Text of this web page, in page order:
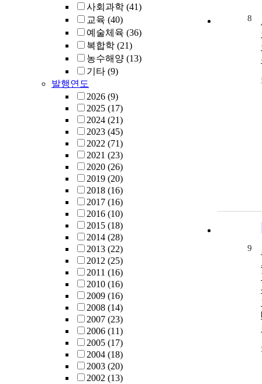
사회과학 (41)
교육 (40)
예술체육 (36)
복합학 (21)
농수해양 (13)
기타 (9)
발행연도
2026 (9)
2025 (17)
2024 (21)
2023 (45)
2022 (71)
2021 (23)
2020 (26)
2019 (20)
2018 (16)
2017 (16)
2016 (10)
2015 (18)
2014 (28)
2013 (22)
2012 (25)
2011 (16)
2010 (16)
2009 (16)
2008 (14)
2007 (23)
2006 (11)
2005 (17)
2004 (18)
2003 (20)
2002 (13)
8
9